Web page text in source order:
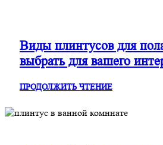
Виды плинтусов для
выбрать для вашего
ПРОДОЛЖИТЬ ЧТЕНИЕ